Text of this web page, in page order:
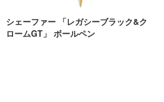
シェーファー 「レガシーブラック&ク
ロームGT」 ボールペン